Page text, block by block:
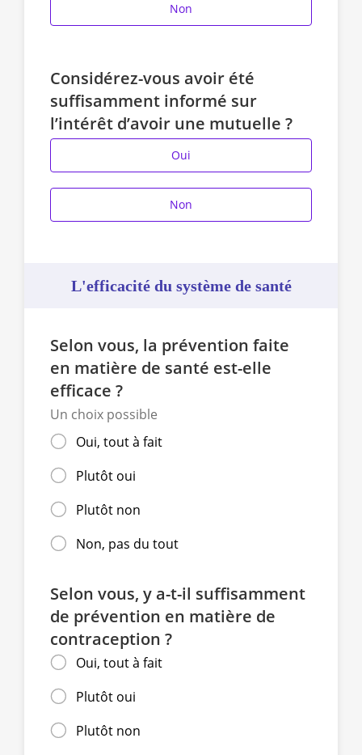
Non
Considérez-vous avoir été
suffisamment informé sur
l’intérêt d’avoir une mutuelle ?
Oui
Non
L'efficacité du système de santé
Selon vous, la prévention faite
en matière de santé est-elle
efficace ?
Un choix possible
Oui, tout à fait
Plutôt oui
Plutôt non
Non, pas du tout
Selon vous, y a-t-il suffisamment
de prévention en matière de
contraception ?
Oui, tout à fait
Plutôt oui
Plutôt non